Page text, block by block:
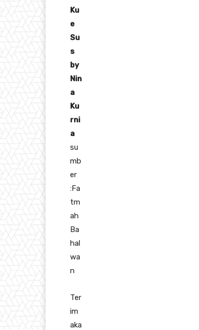
Ku
e
Su
s
by
Nin
a
Ku
rni
a
su
mb
er
:Fa
tm
ah
Ba
hal
wa
n
Ter
im
aka